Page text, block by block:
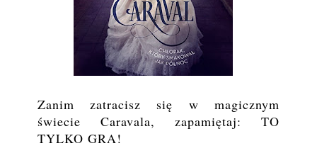
Zanim zatracisz się w magicznym
świecie Caravala, zapamiętaj: TO
TYLKO GRA!